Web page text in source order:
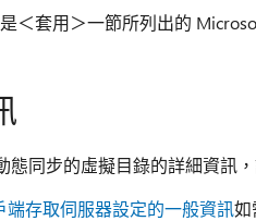
＜套用＞一節所列出的
態同步的虛擬目錄的詳細資訊
端存取伺服器設定的一般資訊如